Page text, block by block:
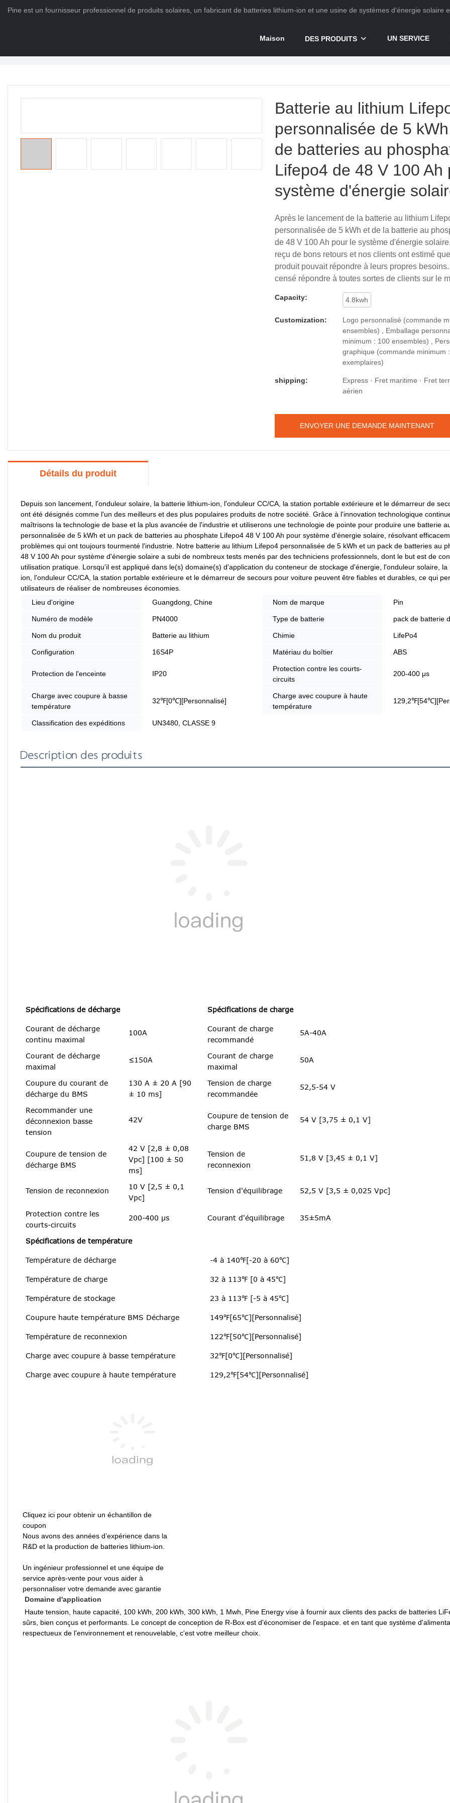
Pine est un fournisseur professionnel de produits solaires, un fabricant de batteries lithium-ion et une usine de systèmes d'énergie solaire
Maison DES PRODUITS UN SERVICE
Batterie au lithium
personnalisée de 5
de batteries au
Lifepo4 de 48 V 100 Ah
système d'énergie
Après le lancement de la batterie au lithium
personnalisée de 5 kWh et de la batterie au
de 48 V 100 Ah pour le système d'énergie
reçu de bons retours et nos clients ont estimé
produit pouvait répondre à leurs propres
censé répondre à toutes sortes de clients sur le
Capacity: 4.8kwh
Customization:
Logo personnalisé (commande
ensembles) , Emballage
minimum : 100 ensembles) ,
graphique (commande minimum
exemplaires)
shipping:
Express · Fret maritime · Fret
aérien
ENVOYER UNE DEMANDE MAINTENANT
Détails du produit
Depuis son lancement, l'onduleur solaire, la batterie lithium-ion, l'onduleur CC/CA, la station portable extérieure et le démarreur de
ont été désignés comme l'un des meilleurs et des plus populaires produits de notre société. Grâce à l'innovation technologique
maîtrisons la technologie de base et la plus avancée de l'industrie et utiliserons une technologie de pointe pour produire une batterie
personnalisée de 5 kWh et un pack de batteries au phosphate Lifepo4 48 V 100 Ah pour système d'énergie solaire, résolvant
problèmes qui ont toujours tourmenté l'industrie. Notre batterie au lithium Lifepo4 personnalisée de 5 kWh et un pack de batteries au
48 V 100 Ah pour système d'énergie solaire a subi de nombreux tests menés par des techniciens professionnels, dont le but est de
utilisation pratique. Lorsqu'il est appliqué dans le(s) domaine(s) d'application du conteneur de stockage d'énergie, l'onduleur solaire, la
ion, l'onduleur CC/CA, la station portable extérieure et le démarreur de secours pour voiture peuvent être fiables et durables, ce qui
utilisateurs de réaliser de nombreuses économies.
Lieu d'origine
Guangdong, Chine Nom de marque Pin
Numéro de modèle PN4000 Type de batterie pack de batterie
Nom du produit Batterie au lithium Chimie LifePo4
Configuration 16S4P Matériau du boîtier ABS
Protection de l'enceinte IP20
Protection contre les courts-
circuits
200-400 μs
Charge avec coupure à basse
température
32℉[0℃][Personnalisé]
Charge avec coupure à haute
température
Classification des expéditions UN3480, CLASSE 9
Description des produits
Spécifications de décharge Spécifications de charge
Courant de décharge
continu maximal
100A
Courant de charge
recommandé
5A-40A
Courant de décharge
maximal
≤150A
Courant de charge
maximal
50A
Coupure du courant de
décharge du BMS
130 A ± 20 A [90
± 10 ms]
Tension de charge
recommandée
52,5-54 V
Recommander une
déconnexion basse
tension
42V
Coupure de tension de
charge BMS
54 V [3,75 ± 0,1 V]
Coupure de tension de
décharge BMS
42 V [2,8 ± 0,08
Vpc] [100 ± 50
ms]
Tension de
reconnexion
51,8 V [3,45 ± 0,1 V]
Tension de reconnexion
10 V [2,5 ± 0,1
Vpc]
Tension d'équilibrage 52,5 V [3,5 ± 0,025 Vpc]
Protection contre les
courts-circuits
200-400 μs Courant d'équilibrage 35±5mA
Spécifications de température
Température de décharge -4 à 140℉[-20 à 60℃]
Température de charge 32 à 113℉ [0 à 45℃]
Température de stockage 23 à 113℉ [-5 à 45℃]
Coupure haute température BMS Décharge 149℉[65℃][Personnalisé]
Température de reconnexion 122℉[50℃][Personnalisé]
Charge avec coupure à basse température 32℉[0℃][Personnalisé]
Charge avec coupure à haute température 129,2℉[54℃][Personnalisé]
Cliquez ici pour obtenir un échantillon de
coupon
Nous avons des années d’expérience dans la
R&D et la production de batteries lithium-ion.
Un ingénieur professionnel et une équipe de
service après-vente pour vous aider à
personnaliser votre demande avec garantie
Domaine d'application
sûrs, bien conçus et performants. Le concept de conception de R-Box est d'économiser de l'espace. et en tant que système
respectueux de l'environnement et renouvelable, c'est votre meilleur choix.